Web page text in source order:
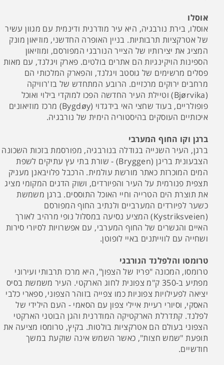
אוסלו
אוסלו, בירת נורבגיה, היא עיר מודרנית ודינמית עם מגוון עשיר
של אטרקציות תרבותיות. בניין האופרה החדשני, מוזיאון מונק
המציג את יצירותיו של הצייר הנורבגי המפורסם, ומוזיאון
הספינות הויקינגיות הם אתרים בולטים. פארק ויגלנד, עם מאות
פסלים מרשימים של גוסטב ויגלנד, והפארק המלכותי הם
מרחבים ירוקים מרכזיים. הרובע המתחדש של בז'רוויקה
(Bjørvika) וטיילת העיר החדשה הפכו למוקדי בילוי ואוכל
פופולריים, בעוד שחצי האי בידגדוי (Bygdøy) מרכז מוזיאונים
איכותיים העוסקים בהיסטוריה הימית של נורבגיה.
ברגן וקו החוף המערבי
ברגן, העיר השנייה בגודלה בנורבגיה, מפורסמת בזכות השכונה
הצבעונית בריגן (Bryggen) - שורת בתי עץ עתיקים לשפת
המים המוכרזת כאתר מורשת עולמית. הרכבל פלויבאנן מעניק
תצפית פנורמית על העיר והפיורדים, ושוק הדגים המקומי מציג
את תוצרת הים הטרייה וחיי האוכל התוססים. ברגן משמשת
כשער לפיורדים המערביים ולנתיב החוף המפורסם
(Kystriksveien) המציע נסיעה במסלול נופי מרהיב לאורך
האיים והגשרים של החוף המערבי, עם אפשרויות לסיורי סירות
ושחייה עם לווייתנים באיי לופוטן.
טרומסו והלפלנד הנורבגי
טרומסו, המכונה "פריז של הצפון", היא מרכז תרבותי ועירוני
מפתיע ב-350 ק"מ צפונית לחוג הארקטי. העיר משמשת בסיס
יציאה לפעילויות צפוניות כמו צפייה בזוהר הצפוני, ספארי כלבי
האסקי, וסיורי רעיית איילי צפון עם הסאמי - העם הילידי של
לפלנד. קתדרלת הארקטיקה המודרנית והגן הבוטני הארקטי
הצפוני בעולם הם אטרקציות בולטות. בקיץ, טרומסו מציעה את
תופעת "שמש חצות", כאשר השמש אינה שוקעת במשך
חודשיים.